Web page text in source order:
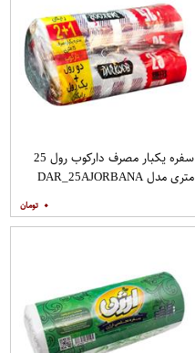
سفره یکبار مصرف دارکوب رول 25
متری مدل DAR_25AJORBANA
۰